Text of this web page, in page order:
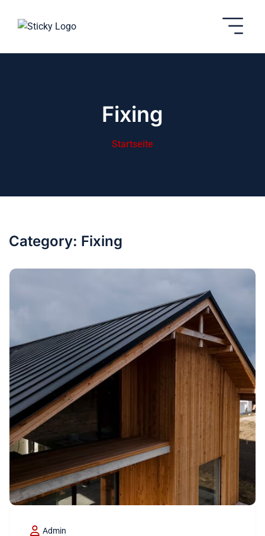
Fixing
Startseite
Category: Fixing
Admin